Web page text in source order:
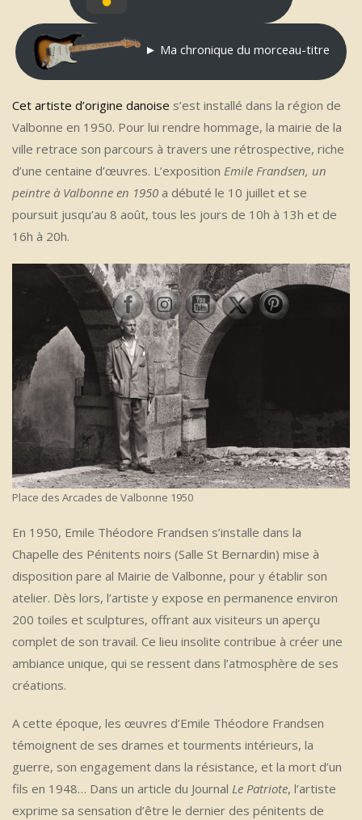
► Ma chronique du morceau-titre
Cet artiste d’origine danoise s’est installé dans la région de
Valbonne en 1950. Pour lui rendre hommage, la mairie de la
ville retrace son parcours à travers une rétrospective, riche
d’une centaine d’œuvres. L’exposition Emile Frandsen, un
peintre à Valbonne en 1950 a débuté le 10 juillet et se
poursuit jusqu’au 8 août, tous les jours de 10h à 13h et de
16h à 20h.
Place des Arcades de Valbonne 1950
En 1950, Emile Théodore Frandsen s’installe dans la
Chapelle des Pénitents noirs (Salle St Bernardin) mise à
disposition pare al Mairie de Valbonne, pour y établir son
atelier. Dès lors, l’artiste y expose en permanence environ
200 toiles et sculptures, offrant aux visiteurs un aperçu
complet de son travail. Ce lieu insolite contribue à créer une
ambiance unique, qui se ressent dans l’atmosphère de ses
créations.
A cette époque, les œuvres d’Emile Théodore Frandsen
témoignent de ses drames et tourments intérieurs, la
guerre, son engagement dans la résistance, et la mort d’un
fils en 1948… Dans un article du Journal Le Patriote, l’artiste
exprime sa sensation d’être le dernier des pénitents de